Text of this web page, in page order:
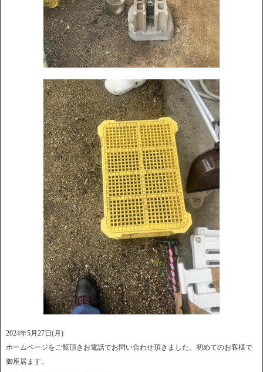
2024年5月27日(月)
ホームページをご覧頂きお電話でお問い合わせ頂きました。初めてのお客様で
御座居ます。